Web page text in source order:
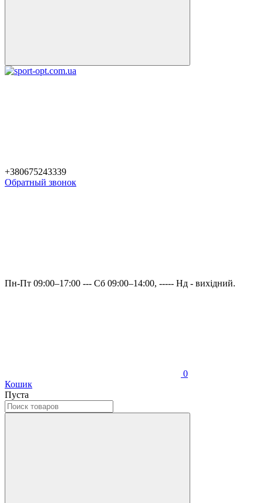
+380675243339
Обратный звонок
Пн-Пт 09:00–17:00 --- Сб 09:00–14:00, ----- Нд - вихідний.
0
Кошик
Пуста